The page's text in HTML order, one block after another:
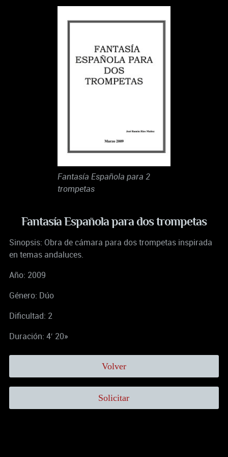
Fantasía Española para 2
trompetas
Fantasía Española para dos trompetas
Sinopsis: Obra de cámara para dos trompetas inspirada
en temas andaluces.
Año: 2009
Género: Dúo
Dificultad: 2
Duración: 4′ 20»
Volver
Solicitar